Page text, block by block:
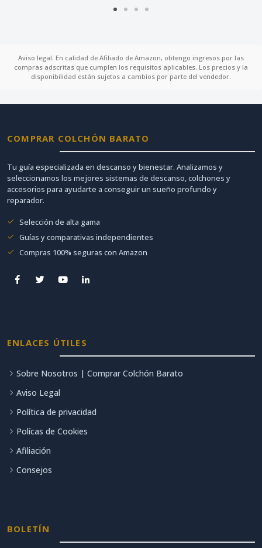
Aviso legal: En calidad de Afiliado de Amazon, obtengo ingresos por las
compras adscritas que cumplen los requisitos aplicables. Los precios y la
disponibilidad están sujetos a cambios por parte del vendedor.
COMPRAR COLCHÓN BARATO
Tu guía especializada en descanso y bienestar. Analizamos y
seleccionamos los mejores sistemas de descanso, colchones y
accesorios para ayudarte a conseguir un sueño profundo y
reparador.
Selección de alta gama
Guías y comparativas independientes
Compras 100% seguras con Amazon
ENLACES ÚTILES
Sobre Nosotros | Comprar Colchón Barato
Aviso Legal
Política de privacidad
Polícas de Cookies
Afiliación
Consejos
BOLETÍN